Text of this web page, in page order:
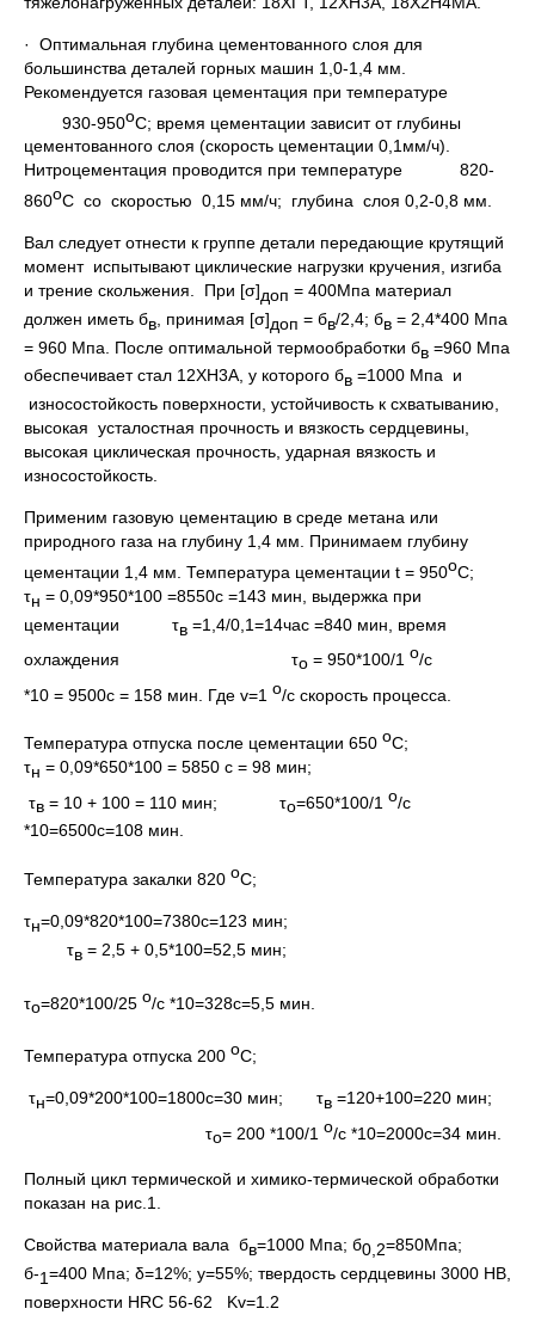
· Оптимальная глубина цементованного слоя для
большинства деталей горных машин 1,0-1,4 мм.
Рекомендуется газовая цементация при температуре
930-950оС; время цементации зависит от глубины
цементованного слоя (скорость цементации 0,1мм/ч).
Нитроцементация проводится при температуре 820-
860оС со скоростью 0,15 мм/ч; глубина слоя 0,2-0,8 мм.
Вал следует отнести к группе детали передающие крутящий
момент испытывают циклические нагрузки кручения, изгиба
и трение скольжения. При [σ]доп = 400Мпа материал
должен иметь бв , принимая [σ]доп = бв/2,4; бв = 2,4*400 Мпа
= 960 Мпа. После оптимальной термообработки бв =960 Мпа
обеспечивает стал 12ХН3А, у которого бв =1000 Мпа и
износостойкость поверхности, устойчивость к схватыванию,
высокая усталостная прочность и вязкость сердцевины,
высокая циклическая прочность, ударная вязкость и
износостойкость.
Применим газовую цементацию в среде метана или
природного газа на глубину 1,4 мм. Принимаем глубину
цементации 1,4 мм. Температура цементации t = 950оС;
τн = 0,09*950*100 =8550с =143 мин, выдержка при
цементации τв =1,4/0,1=14час =840 мин, время
охлаждения τо = 950*100/1 о/с
*10 = 9500с = 158 мин. Где v=1 о/с скорость процесса.
Температура отпуска после цементации 650 оС;
τн = 0,09*650*100 = 5850 c = 98 мин;
τв = 10 + 100 = 110 мин; τо=650*100/1 о/с
*10=6500с=108 мин.
Температура закалки 820 оС;
τн=0,09*820*100=7380с=123 мин;
τв = 2,5 + 0,5*100=52,5 мин;
τо=820*100/25 о/с *10=328с=5,5 мин.
Температура отпуска 200 оС;
τн=0,09*200*100=1800с=30 мин; τв =120+100=220 мин;
τо= 200 *100/1 о/с *10=2000с=34 мин.
Полный цикл термической и химико-термической обработки
показан на рис.1.
Свойства материала вала бв=1000 Мпа; б0,2=850Мпа;
б-1=400 Мпа; δ=12%; y=55%; твердость сердцевины 3000 HB,
поверхности HRC 56-62 Kv=1.2